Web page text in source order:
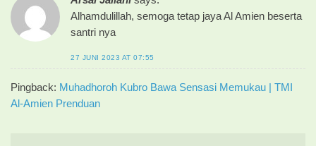
Alhamdulillah, semoga tetap jaya Al Amien beserta
santri nya
27 JUNI 2023 AT 07:55
Pingback: Muhadhoroh Kubro Bawa Sensasi Memukau | TMI
Al-Amien Prenduan